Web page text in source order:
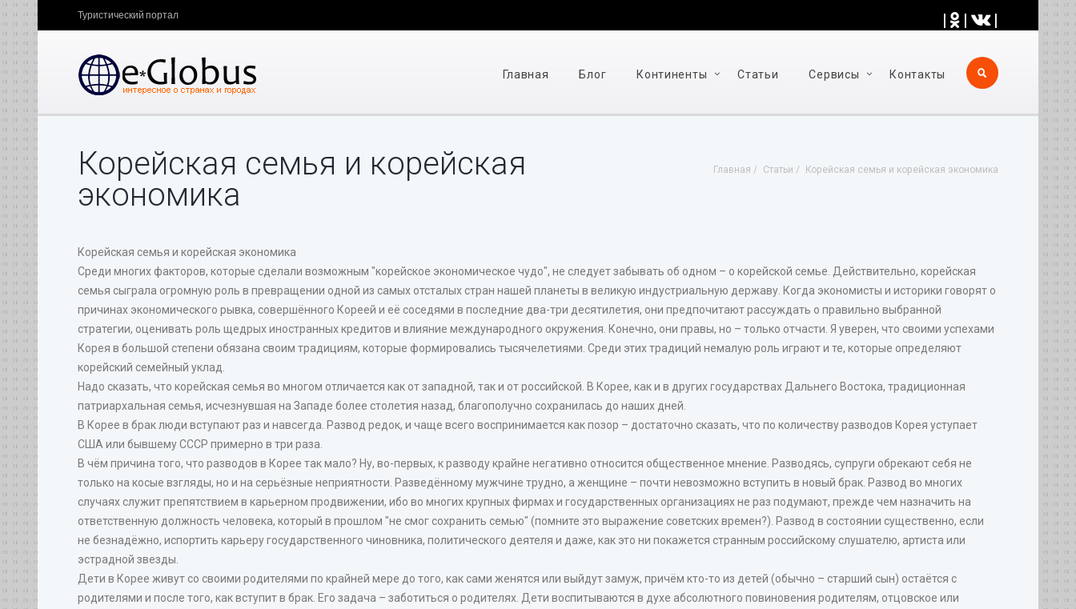
| | |
Туристический портал
Главная Блог Континенты Статьи Cервисы Контакты
Главная Статьи Корейская семья и корейская экономика
Корейская семья и корейская
экономика
Корейская семья и корейская экономика
Среди многих факторов, которые сделали возможным "корейское экономическое чудо", не следует забывать об одном – о корейской семье. Действительно, корейская
семья сыграла огромную роль в превращении одной из самых отсталых стран нашей планеты в великую индустриальную державу. Когда экономисты и историки говорят о
причинах экономического рывка, совершённого Кореей и её соседями в последние два-три десятилетия, они предпочитают рассуждать о правильно выбранной
стратегии, оценивать роль щедрых иностранных кредитов и влияние международного окружения. Конечно, они правы, но – только отчасти. Я уверен, что своими успехами
Корея в большой степени обязана своим традициям, которые формировались тысячелетиями. Среди этих традиций немалую роль играют и те, которые определяют
корейский семейный уклад.
Надо сказать, что корейская семья во многом отличается как от западной, так и от российской. В Корее, как и в других государствах Дальнего Востока, традиционная
патриархальная семья, исчезнувшая на Западе более столетия назад, благополучно сохранилась до наших дней.
В Корее в брак люди вступают раз и навсегда. Развод редок, и чаще всего воспринимается как позор – достаточно сказать, что по количеству разводов Корея уступает
США или бывшему СССР примерно в три раза.
В чём причина того, что разводов в Корее так мало? Ну, во-первых, к разводу крайне негативно относится общественное мнение. Разводясь, супруги обрекают себя не
только на косые взгляды, но и на серьёзные неприятности. Разведённому мужчине трудно, а женщине – почти невозможно вступить в новый брак. Развод во многих
случаях служит препятствием в карьерном продвижении, ибо во многих крупных фирмах и государственных организациях не раз подумают, прежде чем назначить на
ответственную должность человека, который в прошлом "не смог сохранить семью" (помните это выражение советских времен?). Развод в состоянии существенно, если
не безнадёжно, испортить карьеру государственного чиновника, политического деятеля и даже, как это ни покажется странным российскому слушателю, артиста или
эстрадной звезды.
Дети в Корее живут со своими родителями по крайней мере до того, как сами женятся или выйдут замуж, причём кто-то из детей (обычно – старший сын) остаётся с
родителями и после того, как вступит в брак. Его задача – заботиться о родителях. Дети воспитываются в духе абсолютного повиновения родителям, отцовское или